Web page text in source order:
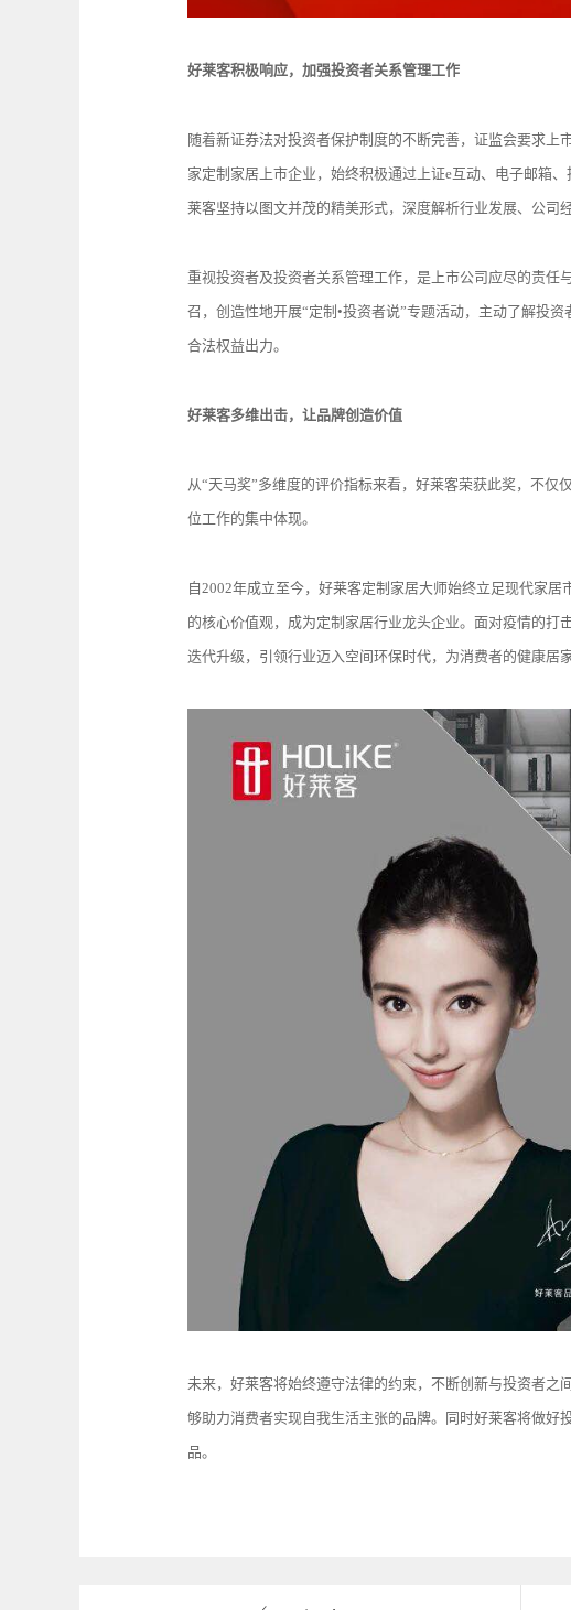
好莱客积极响应，加强投资者关系管理工作
随着新证券法对投资者保护制度的不断完善，证监会要求
家定制家居上市企业，始终积极通过上证e互动、电子邮箱
莱客坚持以图文并茂的精美形式，深度解析行业发展、公司
重视投资者及投资者关系管理工作，是上市公司应尽的责
召，创造性地开展“定制•投资者说”专题活动，主动了解投
合法权益出力。
好莱客多维出击，让品牌创造价值
从“天马奖”多维度的评价指标来看，好莱客荣获此奖，不
位工作的集中体现。
自2002年成立至今，好莱客定制家居大师始终立足现代家
的核心价值观，成为定制家居行业龙头企业。面对疫情的
迭代升级，引领行业迈入空间环保时代，为消费者的健康居
未来，好莱客将始终遵守法律的约束，不断创新与投资者
够助力消费者实现自我生活主张的品牌。同时好莱客将做
品。